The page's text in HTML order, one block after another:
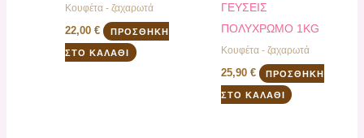
Κουφέτα - ζαχαρωτά
22,00€ ΠΡΟΣΘΉΚΗ
ΣΤΟ ΚΑΛΆΘΙ
ΓΕΥΣΕΙΣ
ΠΟΛΥΧΡΩΜΟ 1KG
Κουφέτα - ζαχαρωτά
25,90 € ΠΡΟΣΘΉΚΗ
ΣΤΟ ΚΑΛΆΘΙ